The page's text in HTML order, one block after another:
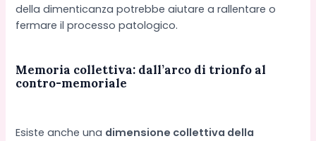
della dimenticanza potrebbe aiutare a rallentare o
fermare il processo patologico.
Memoria collettiva: dall’arco di trionfo al
contro-memoriale
Esiste anche una dimensione collettiva della